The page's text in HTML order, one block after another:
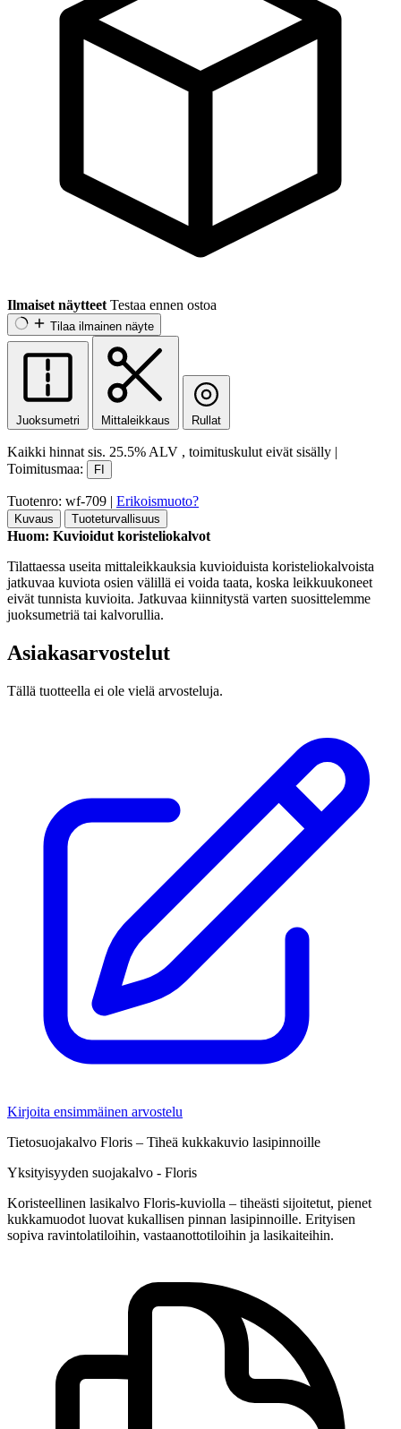
Ilmaiset näytteet Testaa ennen ostoa
Tilaa ilmainen näyte
Juoksumetri Mittaleikkaus Rullat
Kaikki hinnat sis. 25.5% ALV , toimituskulut eivät sisälly |
Toimitusmaa:
FI
Tuotenro: wf-709 | Erikoismuoto?
Kuvaus Tuoteturvallisuus
Huom: Kuvioidut koristeliokalvot
Tilattaessa useita mittaleikkauksia kuvioiduista koristeliokalvoista
jatkuvaa kuviota osien välillä ei voida taata, koska leikkuukoneet
eivät tunnista kuvioita. Jatkuvaa kiinnitystä varten suosittelemme
juoksumetriä tai kalvorullia.
Asiakasarvostelut
Tällä tuotteella ei ole vielä arvosteluja.
Kirjoita ensimmäinen arvostelu
Tietosuojakalvo Floris – Tiheä kukkakuvio lasipinnoille
Yksityisyyden suojakalvo - Floris
Koristeellinen lasikalvo Floris-kuviolla – tiheästi sijoitetut, pienet
kukkamuodot luovat kukallisen pinnan lasipinnoille. Erityisen
sopiva ravintolatiloihin, vastaanottotiloihin ja lasikaiteihin.